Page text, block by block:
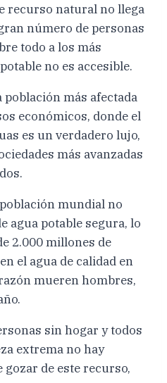
recurso natural no llega
número de personas
todo a los más
no es accesible.
población más afectada
económicos, donde el
es un verdadero lujo,
más avanzadas
mundial no
agua potable segura, lo
2.000 millones de
el agua de calidad en
mueren hombres,
sin hogar y todos
extrema no hay
de este recurso,